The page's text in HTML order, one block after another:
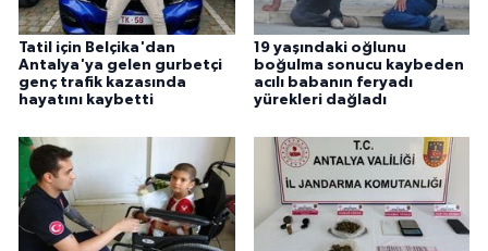
Tatil için Belçika'dan
Antalya'ya gelen gurbetçi
genç trafik kazasında
hayatını kaybetti
19 yaşındaki oğlunu
boğulma sonucu kaybeden
acılı babanın feryadı
yürekleri dağladı